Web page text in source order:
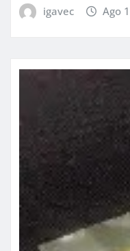
igavec Ago